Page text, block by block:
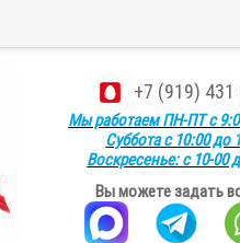
+7 (919) 431
Мы работаем ПН-ПТ с
Суббота с 10:00 до
Воскресенье: с 10-00
Вы можете задать